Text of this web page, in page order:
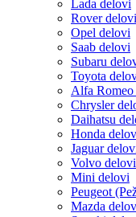
Lada delovi
Rover delovi
Opel delovi
Saab delovi
Subaru
Toyota
Alfa
Chrysler
Daihatsu
Honda
Jaguar
Volvo delovi
Mini delovi
Peugeot
Mazda